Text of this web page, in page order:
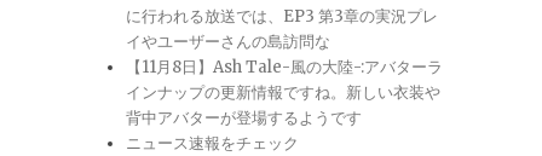
に行われる放送では、EP3 第3章の実況プレ
イやユーザーさんの島訪問な
【11月8日】Ash Tale-風の大陸-:アバターラ
インナップの更新情報ですね。新しい衣装や
背中アバターが登場するようです
ニュース速報をチェック